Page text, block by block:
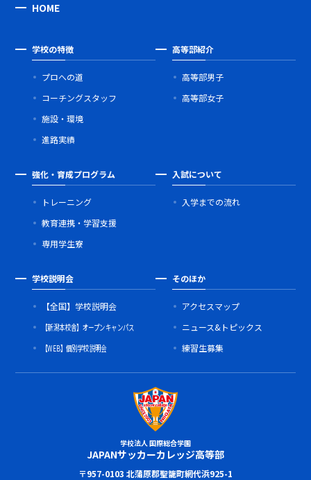
HOME
学校の特徴
プロへの道
コーチングスタッフ
施設・環境
進路実績
高等部紹介
高等部男子
高等部女子
強化・育成プログラム
トレーニング
教育連携・学習支援
専用学生寮
入試について
入学までの流れ
学校説明会
【全国】学校説明会
【新潟本校舎】オープンキャンパス
【WEB】個別学校説明会
そのほか
アクセスマップ
ニュース&トピックス
練習生募集
学校法人 国際総合学園
JAPANサッカーカレッジ高等部
〒957-0103 北蒲原郡聖籠町網代浜925-1